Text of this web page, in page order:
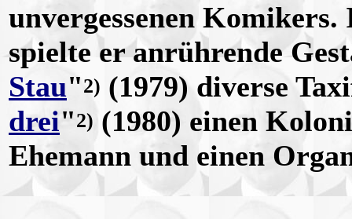
unvergessenen
spielte er anrührende
Stau"2) (1979) diverse
drei"2) (1980) einen
Ehemann und einen